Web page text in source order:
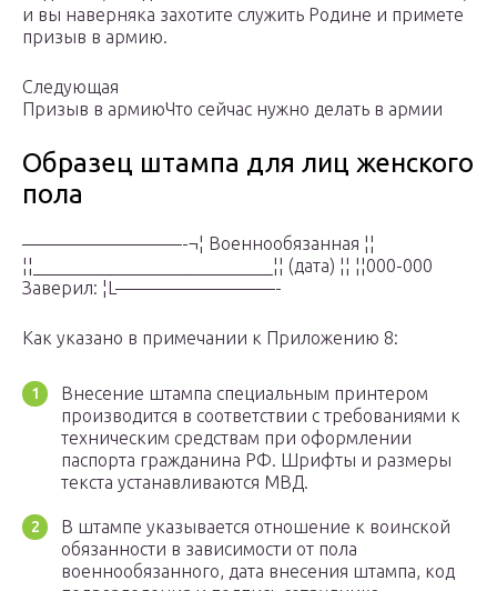
и вы наверняка захотите служить Родине и примете
призыв в армию.
Следующая
Призыв в армиюЧто сейчас нужно делать в армии
Образец штампа для лиц женского
пола
—————————-¬¦ Военнообязанная ¦¦
¦¦___________________________¦¦ (дата) ¦¦ ¦¦000-000
Заверил: ¦L—————————-
Как указано в примечании к Приложению 8:
Внесение штампа специальным принтером
производится в соответствии с требованиями к
техническим средствам при оформлении
паспорта гражданина РФ. Шрифты и размеры
текста устанавливаются МВД.
В штампе указывается отношение к воинской
обязанности в зависимости от пола
военнообязанного, дата внесения штампа, код